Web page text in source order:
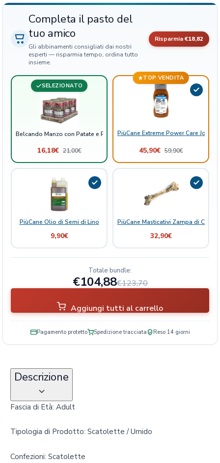
e
P
s
e
l
S
o
t
a
Completa il pasto del
tuo amico
Gli abbinamenti consigliati dai nostri
esperti — risparmia tempo, ordina tutto
insieme.
Risparmia€18,82
SELEZIONATO
Belcando Manzo con Patate e Piselli Scatolette
16,18€ 21,00€
TOP VENDITA
PiùCane Extreme Power Care Joint
45,90€ 59,90€
PiùCane Olio di Semi di Lino
9,90€
PiùCane Masticativi Zampa di Cervo
32,90€
Totale bundle:
€104,88€123,70
Aggiungi tutti al carrello
Pagamento protetto Spedizione tracciata Reso 14 giorni
Descrizione
Fascia di Età: Adult
Tipologia di Prodotto: Scatolette / Umido
Confezioni: Scatolette